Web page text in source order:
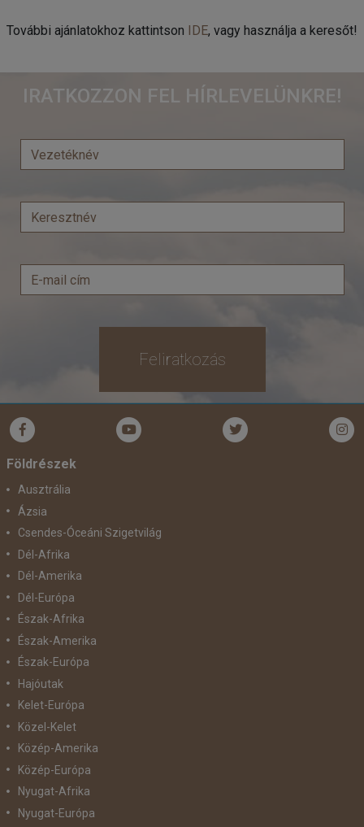
További ajánlatokhoz kattintson IDE, vagy használja a keresőt!
IRATKOZZON FEL HÍRLEVELÜNKRE!
Feliratkozás
Földrészek
Ausztrália
Ázsia
Csendes-Óceáni Szigetvilág
Dél-Afrika
Dél-Amerika
Dél-Európa
Észak-Afrika
Észak-Amerika
Észak-Európa
Hajóutak
Kelet-Európa
Közel-Kelet
Közép-Amerika
Közép-Európa
Nyugat-Afrika
Nyugat-Európa